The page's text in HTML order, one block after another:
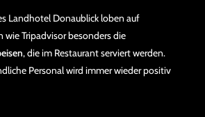
Landhotel Donaublick loben auf
wie Tripadvisor besonders die
, die im Restaurant serviert werden.
Personal wird immer wieder positiv